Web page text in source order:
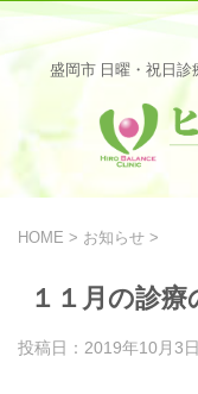
盛岡市 日曜・祝日診
HOME > お知らせ >
１１月の診
投稿日： 2019年10月3日